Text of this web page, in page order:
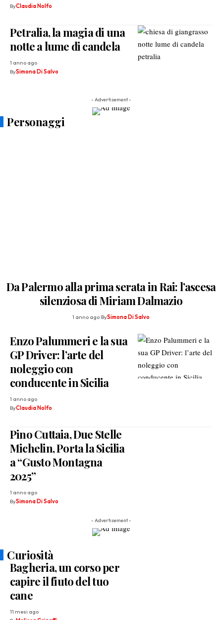
ByClaudia Nolfo
Petralia, la magia di una
notte a lume di candela
1 anno ago
BySimona Di Salvo
- Advertisement -
Personaggi
Da Palermo alla prima serata in Rai: l’ascesa
silenziosa di Miriam Dalmazio
1 anno ago BySimona Di Salvo
Enzo Palummeri e la sua
GP Driver: l’arte del
noleggio con
conducente in Sicilia
1 anno ago
ByClaudia Nolfo
Pino Cuttaia, Due Stelle
Michelin, Porta la Sicilia
a “Gusto Montagna
2025”
1 anno ago
BySimona Di Salvo
- Advertisement -
Curiosità
Bagheria, un corso per
capire il fiuto del tuo
cane
11 mesi ago